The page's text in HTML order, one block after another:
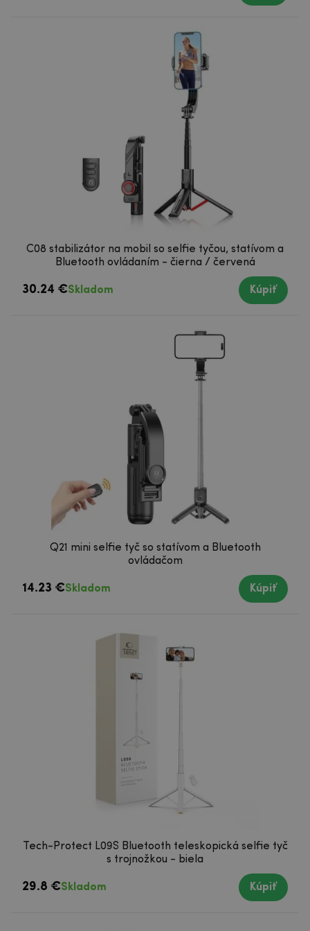
C08 stabilizátor na mobil so selfie tyčou, statívom a
Bluetooth ovládaním - čierna / červená
30.24 €Skladom Kúpiť
Q21 mini selfie tyč so statívom a Bluetooth
ovládačom
14.23 €Skladom Kúpiť
Tech-Protect L09S Bluetooth teleskopická selfie tyč
s trojnožkou - biela
29.8 €Skladom Kúpiť